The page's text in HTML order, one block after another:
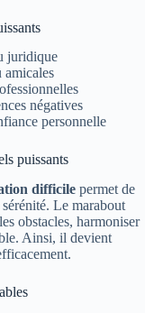
juridique
amicales
négatives
personnelle
puissants
difficile permet de
Le marabout
obstacles, harmoniser
Ainsi, il devient